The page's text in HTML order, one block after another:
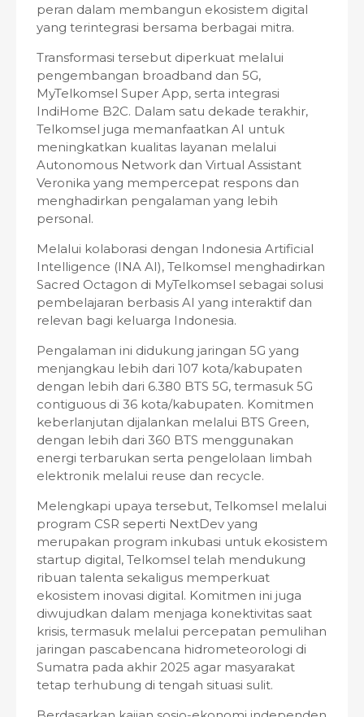
peran dalam membangun ekosistem digital
yang terintegrasi bersama berbagai mitra.
Transformasi tersebut diperkuat melalui
pengembangan broadband dan 5G,
MyTelkomsel Super App, serta integrasi
IndiHome B2C. Dalam satu dekade terakhir,
Telkomsel juga memanfaatkan AI untuk
meningkatkan kualitas layanan melalui
Autonomous Network dan Virtual Assistant
Veronika yang mempercepat respons dan
menghadirkan pengalaman yang lebih
personal.
Melalui kolaborasi dengan Indonesia Artificial
Intelligence (INA AI), Telkomsel menghadirkan
Sacred Octagon di MyTelkomsel sebagai solusi
pembelajaran berbasis AI yang interaktif dan
relevan bagi keluarga Indonesia.
Pengalaman ini didukung jaringan 5G yang
menjangkau lebih dari 107 kota/kabupaten
dengan lebih dari 6.380 BTS 5G, termasuk 5G
contiguous di 36 kota/kabupaten. Komitmen
keberlanjutan dijalankan melalui BTS Green,
dengan lebih dari 360 BTS menggunakan
energi terbarukan serta pengelolaan limbah
elektronik melalui reuse dan recycle.
Melengkapi upaya tersebut, Telkomsel melalui
program CSR seperti NextDev yang
merupakan program inkubasi untuk ekosistem
startup digital, Telkomsel telah mendukung
ribuan talenta sekaligus memperkuat
ekosistem inovasi digital. Komitmen ini juga
diwujudkan dalam menjaga konektivitas saat
krisis, termasuk melalui percepatan pemulihan
jaringan pascabencana hidrometeorologi di
Sumatra pada akhir 2025 agar masyarakat
tetap terhubung di tengah situasi sulit.